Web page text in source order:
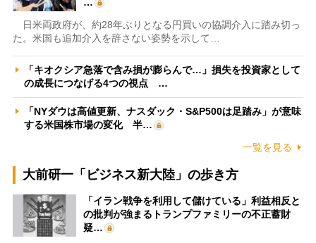
日米両政府が、約28年ぶりとなる円買いの協調介入に踏み切っ
た。米国も追加介入を辞さない姿勢を示して…
「キオクシア急落で含み損が膨らんで…」損失を投資家として
の成長につなげる4つの視点 …
「NYダウは高値更新、ナスダック・S&P500は足踏み」が意味
する米国株市場の変化 半…
一覧を見る
大前研一「ビジネス新大陸」の歩き方
「イラン戦争を利用して儲けている」利益相反と
の批判が強まるトランプファミリーの不正蓄財
疑…